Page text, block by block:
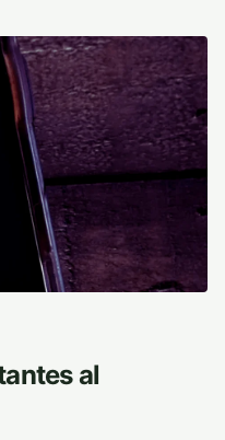
al